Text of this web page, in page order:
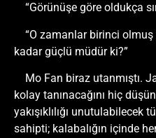
“Görünüşe göre oldukça
“O zamanlar birinci
kadar güçlü müdür ki?”
Mo Fan biraz utanmıştı.
kolay tanınacağını hiç
yakışıklılığı unutulabilecek
sahipti; kalabalığın içinde